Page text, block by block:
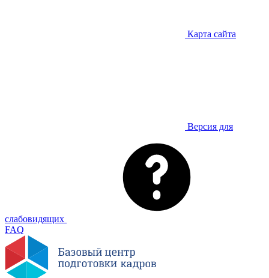
Карта сайта
Версия для
слабовидящих
FAQ